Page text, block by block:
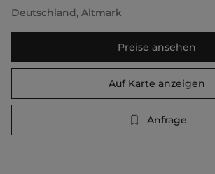
Deutschland, Altmark
Preise ansehen
Auf Karte anzeigen
Anfrage